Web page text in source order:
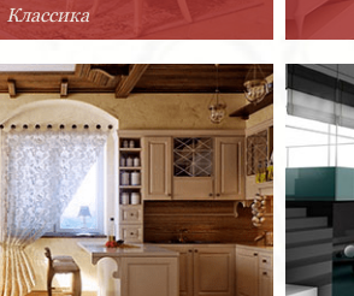
Классика